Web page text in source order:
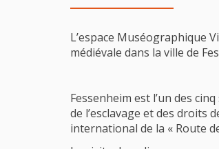
L’espace Muséographique
médiévale dans la ville de
Fessenheim est l’un des
de l’esclavage et des droits
international de la « Route